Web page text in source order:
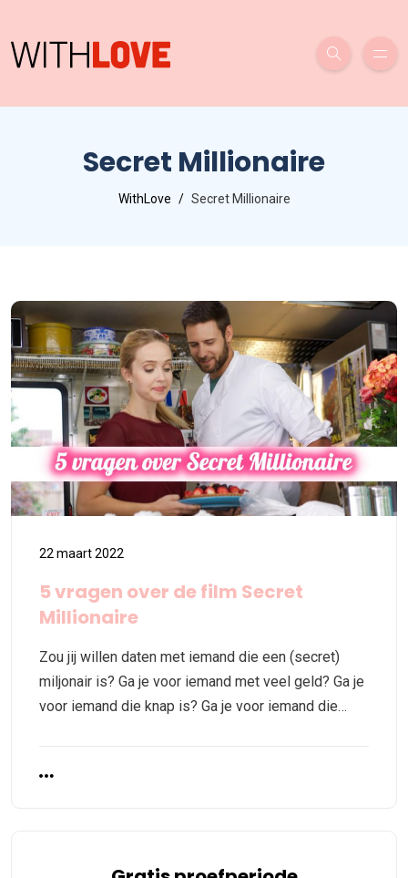
Secret Millionaire
WithLove Secret Millionaire
22 maart 2022
5 vragen over de film Secret
Millionaire
Zou jij willen daten met iemand die een (secret)
miljonair is? Ga je voor iemand met veel geld? Ga je
voor iemand die knap is? Ga je voor iemand die…